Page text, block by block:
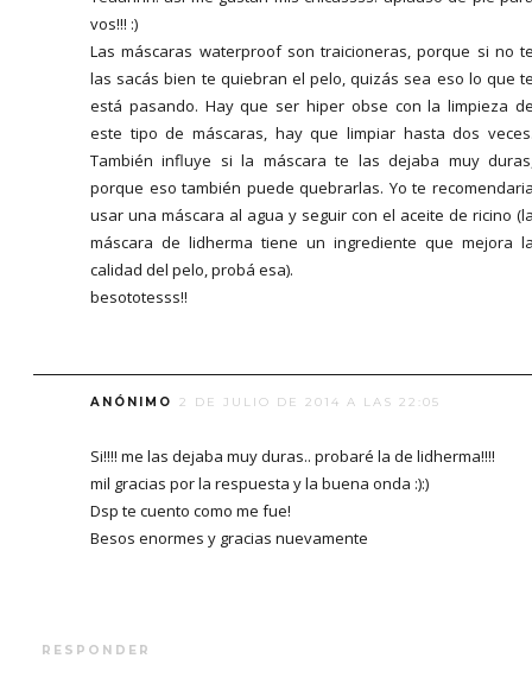
vos!!! :)
Las máscaras waterproof son traicioneras, porque si no
las sacás bien te quiebran el pelo, quizás sea eso lo que
está pasando. Hay que ser hiper obse con la limpieza
este tipo de máscaras, hay que limpiar hasta dos
También influye si la máscara te las dejaba muy
porque eso también puede quebrarlas. Yo te
usar una máscara al agua y seguir con el aceite de ricino
máscara de lidherma tiene un ingrediente que mejora
calidad del pelo, probá esa).
besototesss!!
ANÓNIMO 2 DE JULIO DE 2014 A LAS 22:05
Si!!!! me las dejaba muy duras.. probaré la de lidherma!!!!
mil gracias por la respuesta y la buena onda :):)
Dsp te cuento como me fue!
Besos enormes y gracias nuevamente
RESPONDER